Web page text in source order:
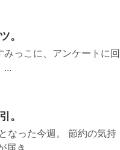
。
っこに、アンケートに回
...
。
なった今週。 節約の気持